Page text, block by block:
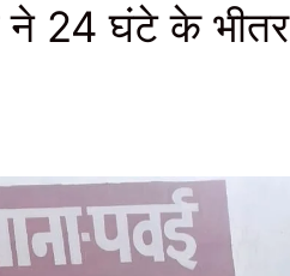
ने 24 घंटे के भीतर